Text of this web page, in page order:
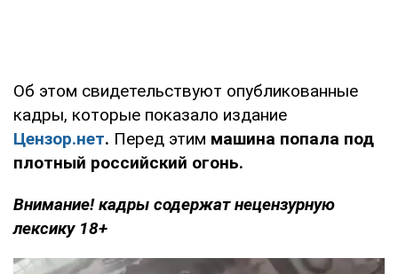
Об этом свидетельствуют опубликованные
кадры, которые показало издание
Цензор.нет. Перед этим машина попала под
плотный российский огонь.
Внимание! кадры содержат нецензурную
лексику 18+